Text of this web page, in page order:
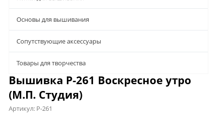
Основы для вышивания
Сопутствующие аксессуары
Товары для творчества
Вышивка Р-261 Воскресное утро
(М.П. Студия)
Артикул: Р-261